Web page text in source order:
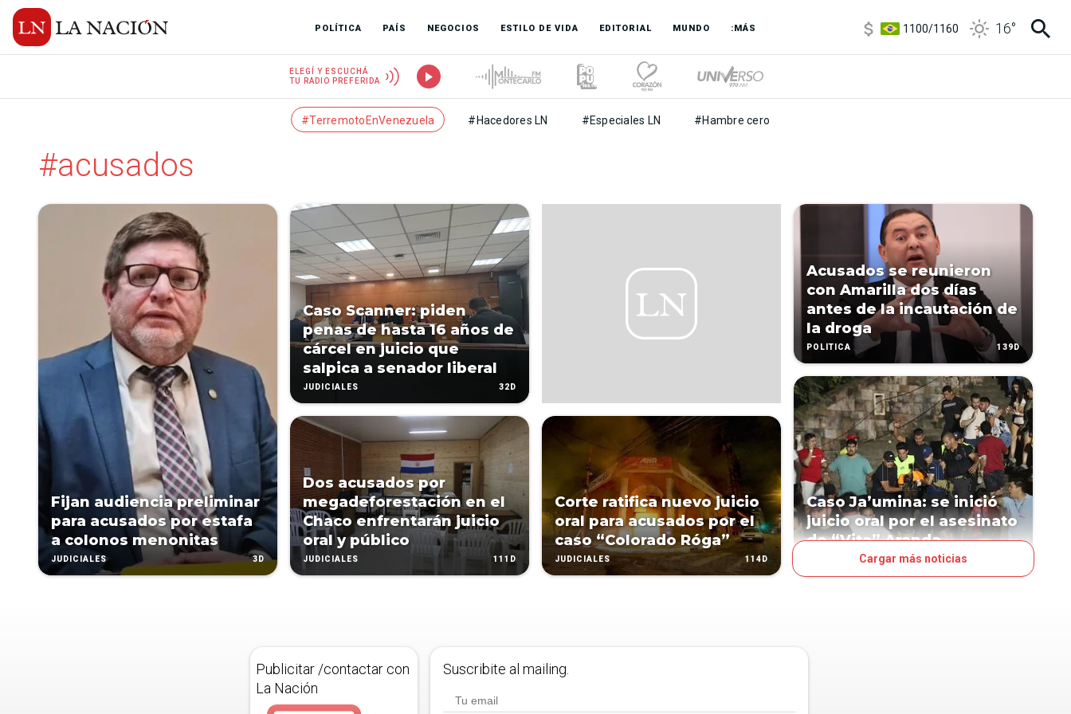
POLÍTICA PAÍS NEGOCIOS ESTILO DE VIDA EDITORIAL MUNDO :MÁS
1100/1160
16°
ELEGÍ Y ESCUCHÁ
TU RADIO PREFERIDA
#TerremotoEnVenezuela #Hacedores LN #Especiales LN #Hambre cero
#acusados
Fijan audiencia preliminar
para acusados por estafa
a colonos menonitas
JUDICIALES 3D
Caso Scanner: piden
penas de hasta 16 años de
cárcel en juicio que
salpica a senador liberal
JUDICIALES 32D
Dos acusados por
megadeforestación en el
Chaco enfrentarán juicio
oral y público
JUDICIALES 111D
Corte ratifica nuevo juicio
oral para acusados por el
caso “Colorado Róga”
JUDICIALES 114D
Acusados se reunieron
con Amarilla dos días
antes de la incautación de
la droga
POLÍTICA 139D
Caso Ja’umina: se inició
juicio oral por el asesinato
de “Vita” Aranda
JUDICIALESCargar más noticias
Publicitar /contactar con
La Nación
Suscribite al mailing.